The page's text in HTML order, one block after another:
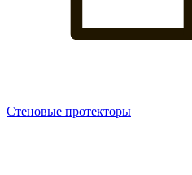
Стеновые протекторы